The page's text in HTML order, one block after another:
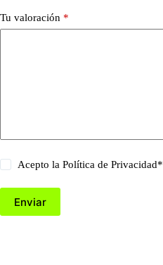
Tu valoración *
Acepto laPolítica de Privacidad*
Enviar